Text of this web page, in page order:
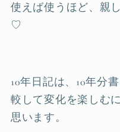
使えば使うほど、親
♡
10年日記は、10年分
較して変化を楽しむ
思います。